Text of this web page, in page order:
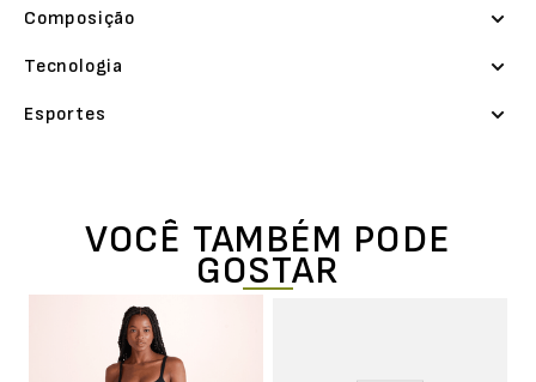
Composição
Tecnologia
Esportes
VOCÊ TAMBÉM PODE
GOSTAR